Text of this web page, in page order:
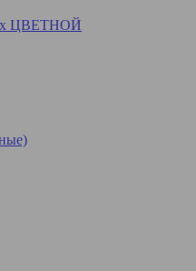
ЦВЕТНОЙ